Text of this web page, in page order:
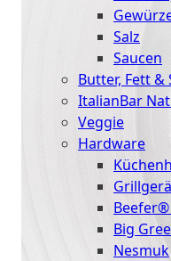
Salz
Saucen
Butter, Fett &
ItalianBar
Veggie
Hardware
Big
Nesmuk